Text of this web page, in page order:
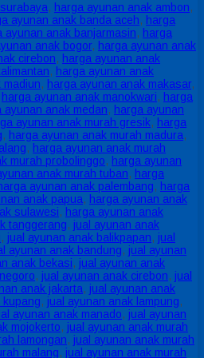
, harga ayunan anak ambon,
ayunan anak banda aceh, harga
ayunan anak banjarmasin, harga
anak bogor, harga ayunan anak
cirebon, harga ayunan anak
, harga ayunan anak
madiun, harga ayunan anak makasar,
harga ayunan anak manokwari, harga
ayunan anak medan, harga ayunan
ayunan anak murah gresik, harga
, harga ayunan anak murah madura,
, harga ayunan anak murah
murah probolinggo, harga ayunan
anak murah tuban, harga
ayunan anak palembang, harga
anak papua, harga ayunan anak
sulawesi, harga ayunan anak
tanggerang, jual ayunan anak
, jual ayunan anak balikpapan, jual
ayunan anak bandung, jual ayunan
anak bekasi, jual ayunan anak
, jual ayunan anak cirebon, jual
anak jakarta, jual ayunan anak
kupang, jual ayunan anak lampung,
ayunan anak manado, jual ayunan
mojokerto, jual ayunan anak murah
lamongan, jual ayunan anak murah
malang, jual ayunan anak murah